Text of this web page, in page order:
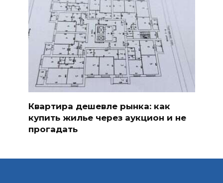
Квартира дешевле рынка: как
купить жилье через аукцион и не
прогадать